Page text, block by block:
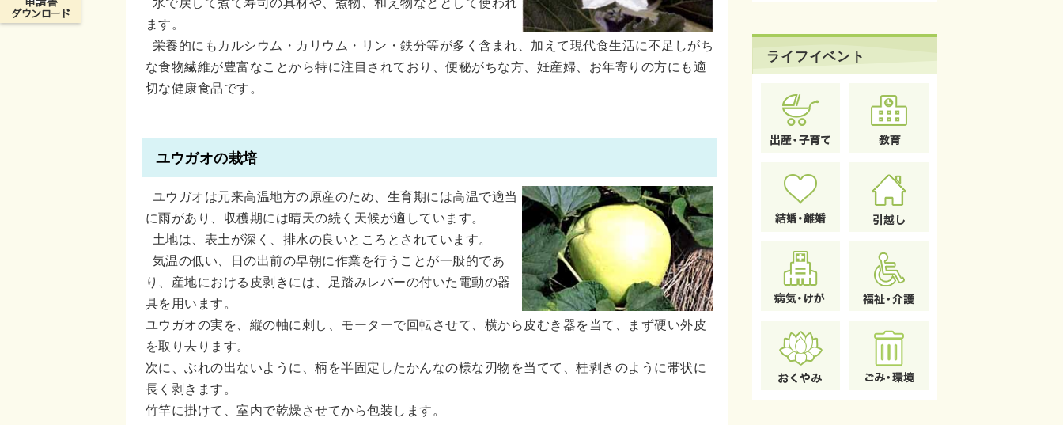
ます。
栄養的にもカルシウム・カリウム・リン・鉄分等が多く含まれ、加えて現代食生活に不足しがち
な食物繊維が豊富なことから特に注目されており、便秘がちな方、妊産婦、お年寄りの方にも適
切な健康食品です。
ユウガオの栽培
ユウガオは元来高温地方の原産のため、生育期には高温で適当
に雨があり、収穫期には晴天の続く天候が適しています。
土地は、表土が深く、排水の良いところとされています。
気温の低い、日の出前の早朝に作業を行うことが一般的であ
り、産地における皮剥きには、足踏みレバーの付いた電動の器
具を用います。
ユウガオの実を、縦の軸に刺し、モーターで回転させて、横から皮むき器を当て、まず硬い外皮
を取り去ります。
次に、ぶれの出ないように、柄を半固定したかんなの様な刃物を当てて、桂剥きのように帯状に
長く剥きます。
竹竿に掛けて、室内で乾燥させてから包装します。
ライフイベント